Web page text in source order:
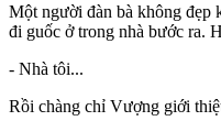
Một người đàn bà không đẹp
đi guốc ở trong nhà bước ra.
- Nhà tôi...
Rồi chàng chỉ Vượng giới